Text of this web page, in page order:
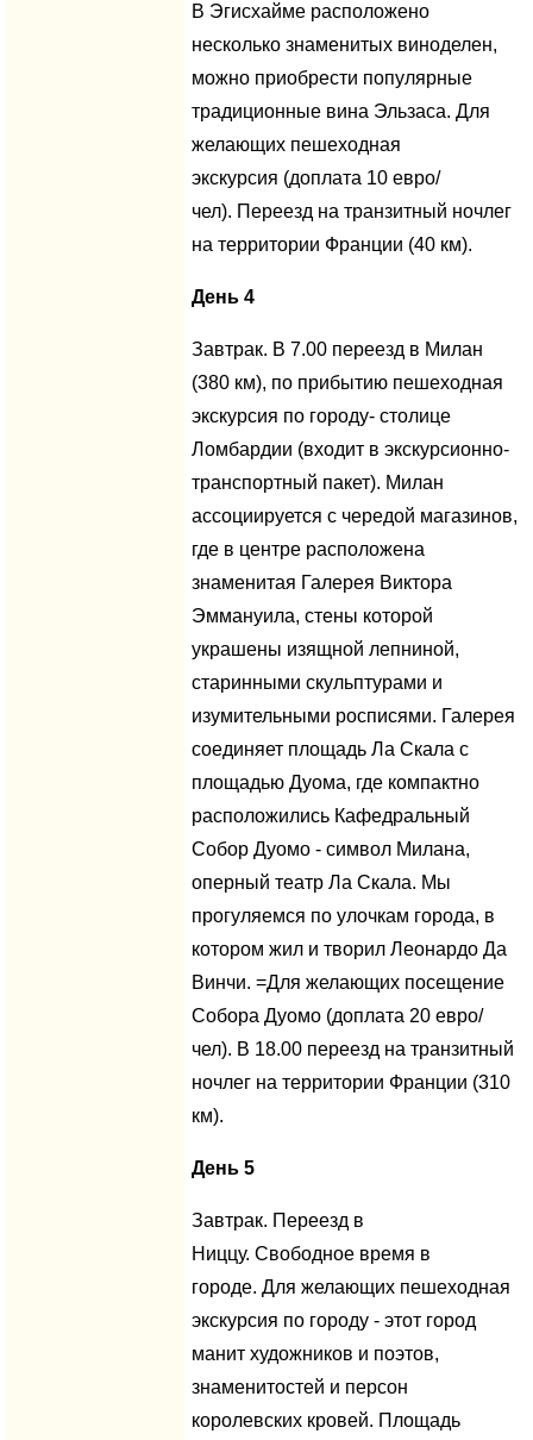
В Эгисхайме расположено
несколько знаменитых виноделен,
можно приобрести популярные
традиционные вина Эльзаса. Для
желающих пешеходная
экскурсия (доплата 10 евро/
чел). Переезд на транзитный ночлег
на территории Франции (40 км).
День 4
Завтрак. В 7.00 переезд в Милан
(380 км), по прибытию пешеходная
экскурсия по городу- столице
Ломбардии (входит в экскурсионно-
транспортный пакет). Милан
ассоциируется с чередой магазинов,
где в центре расположена
знаменитая Галерея Виктора
Эммануила, стены которой
украшены изящной лепниной,
старинными скульптурами и
изумительными росписями. Галерея
соединяет площадь Ла Скала с
площадью Дуома, где компактно
расположились Кафедральный
Собор Дуомо - символ Милана,
оперный театр Ла Скала. Мы
прогуляемся по улочкам города, в
котором жил и творил Леонардо Да
Винчи. =Для желающих посещение
Собора Дуомо (доплата 20 евро/
чел). В 18.00 переезд на транзитный
ночлег на территории Франции (310
км).
День 5
Завтрак. Переезд в
Ниццу. Свободное время в
городе. Для желающих пешеходная
экскурсия по городу - этот город
манит художников и поэтов,
знаменитостей и персон
королевских кровей. Площадь